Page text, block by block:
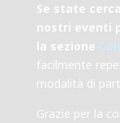
Se state
nostri eventi
la sezione
facilmente
modalità di
Grazie per la